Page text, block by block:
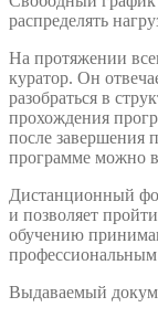
распределять
На протяжении
куратор. Он
разобраться в
прохождения
после завершения
программе можно
Дистанционный
и позволяет
обучению
Выдаваемый